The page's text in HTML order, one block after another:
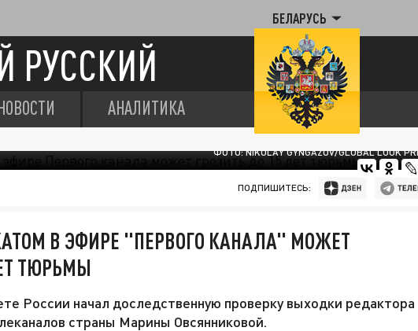
БЕЛАРУСЬ
РУССКИЙ
АНАЛИТИКА
ФОТО: NIKOLAY GYNGAZOV/GLOBAL LOOK
ПОДПИШИТЕСЬ:
В ЭФИРЕ "ПЕРВОГО КАНАЛА" МОЖЕТ
ТЮРЬМЫ
России начал доследственную проверку выходки редактора
страны Марины Овсянниковой.